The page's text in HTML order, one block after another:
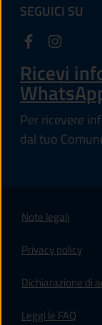
SEGUICI SU
Ricevi
Per ricevere
dal tuo
Note legali
Privacy policy
Dichiarazione di
Leggi le FAQ